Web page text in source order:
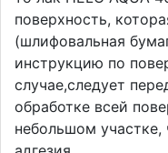
поверхность,
(шлифовальная
инструкцию по
случае,следует
обработке всей
небольшом участке,